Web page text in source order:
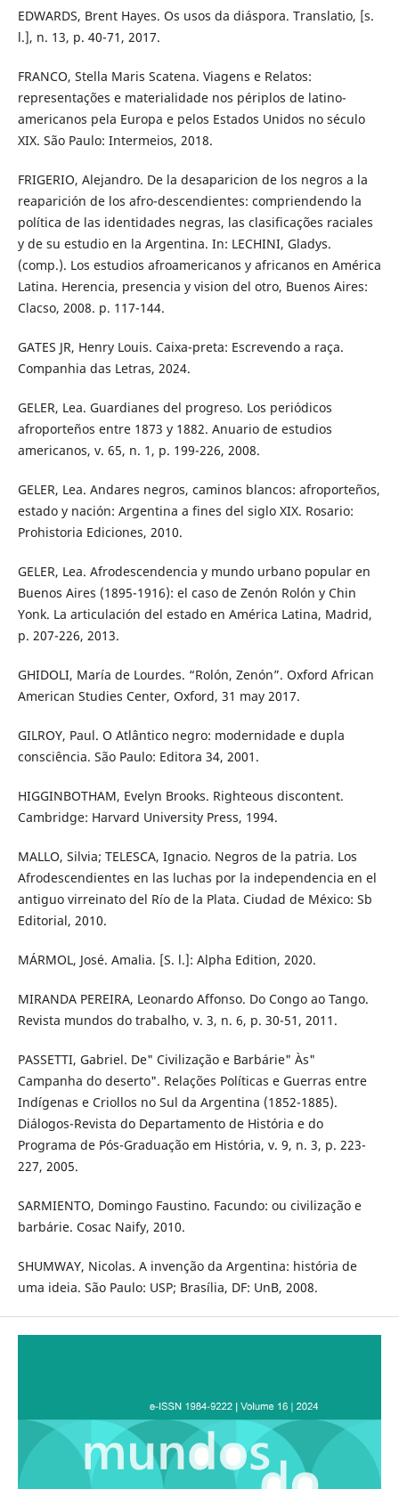
EDWARDS, Brent Hayes. Os usos da diáspora. Translatio, [s.
l.], n. 13, p. 40-71, 2017.
FRANCO, Stella Maris Scatena. Viagens e Relatos:
representações e materialidade nos périplos de latino-
americanos pela Europa e pelos Estados Unidos no século
XIX. São Paulo: Intermeios, 2018.
FRIGERIO, Alejandro. De la desaparicion de los negros a la
reaparición de los afro-descendientes: compriendendo la
política de las identidades negras, las clasificações raciales
y de su estudio en la Argentina. In: LECHINI, Gladys.
(comp.). Los estudios afroamericanos y africanos en América
Latina. Herencia, presencia y vision del otro, Buenos Aires:
Clacso, 2008. p. 117-144.
GATES JR, Henry Louis. Caixa-preta: Escrevendo a raça.
Companhia das Letras, 2024.
GELER, Lea. Guardianes del progreso. Los periódicos
afroporteños entre 1873 y 1882. Anuario de estudios
americanos, v. 65, n. 1, p. 199-226, 2008.
GELER, Lea. Andares negros, caminos blancos: afroporteños,
estado y nación: Argentina a fines del siglo XIX. Rosario:
Prohistoria Ediciones, 2010.
GELER, Lea. Afrodescendencia y mundo urbano popular en
Buenos Aires (1895-1916): el caso de Zenón Rolón y Chin
Yonk. La articulación del estado en América Latina, Madrid,
p. 207-226, 2013.
GHIDOLI, María de Lourdes. “Rolón, Zenón”. Oxford African
American Studies Center, Oxford, 31 may 2017.
GILROY, Paul. O Atlântico negro: modernidade e dupla
consciência. São Paulo: Editora 34, 2001.
HIGGINBOTHAM, Evelyn Brooks. Righteous discontent.
Cambridge: Harvard University Press, 1994.
MALLO, Silvia; TELESCA, Ignacio. Negros de la patria. Los
Afrodescendientes en las luchas por la independencia en el
antiguo virreinato del Río de la Plata. Ciudad de México: Sb
Editorial, 2010.
MÁRMOL, José. Amalia. [S. l.]: Alpha Edition, 2020.
MIRANDA PEREIRA, Leonardo Affonso. Do Congo ao Tango.
Revista mundos do trabalho, v. 3, n. 6, p. 30-51, 2011.
PASSETTI, Gabriel. De" Civilização e Barbárie" Às"
Campanha do deserto". Relações Políticas e Guerras entre
Indígenas e Criollos no Sul da Argentina (1852-1885).
Diálogos-Revista do Departamento de História e do
Programa de Pós-Graduação em História, v. 9, n. 3, p. 223-
227, 2005.
SARMIENTO, Domingo Faustino. Facundo: ou civilização e
barbárie. Cosac Naify, 2010.
SHUMWAY, Nicolas. A invenção da Argentina: história de
uma ideia. São Paulo: USP; Brasília, DF: UnB, 2008.